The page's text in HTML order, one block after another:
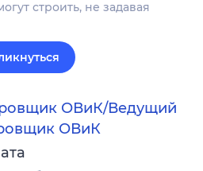
строить, не задавая
ОВиК/Ведущий
ОВиК